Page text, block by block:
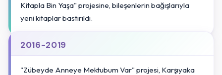
Kitapla Bin Yaşa" projesine, bileşenlerin bağışlarıyla
yeni kitaplar bastırıldı.
2016-2019
"Zübeyde Anneye Mektubum Var" projesi, Karşıyaka